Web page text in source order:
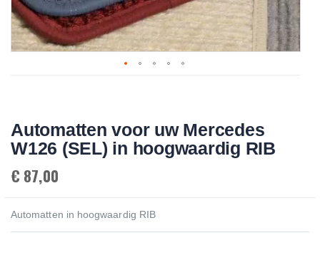
of
the
images
Automatten voor uw Mercedes
W126 (SEL) in hoogwaardig RIB
€ 87,00
Automatten in hoogwaardig RIB